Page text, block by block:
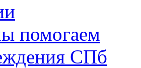
помогаем
СПб